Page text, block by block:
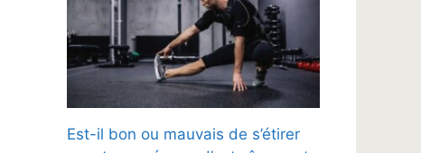
Est-il bon ou mauvais de s’étirer